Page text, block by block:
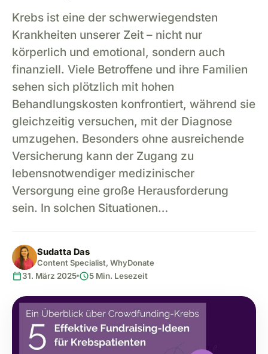
Krebs ist eine der schwerwiegendsten
Krankheiten unserer Zeit – nicht nur
körperlich und emotional, sondern auch
finanziell. Viele Betroffene und ihre Familien
sehen sich plötzlich mit hohen
Behandlungskosten konfrontiert, während sie
gleichzeitig versuchen, mit der Diagnose
umzugehen. Besonders ohne ausreichende
Versicherung kann der Zugang zu
lebensnotwendiger medizinischer
Versorgung eine große Herausforderung
sein. In solchen Situationen…
Sudatta Das
Content Specialist, WhyDonate
calendar_today31. März 2025 schedule5 Min. Lesezeit